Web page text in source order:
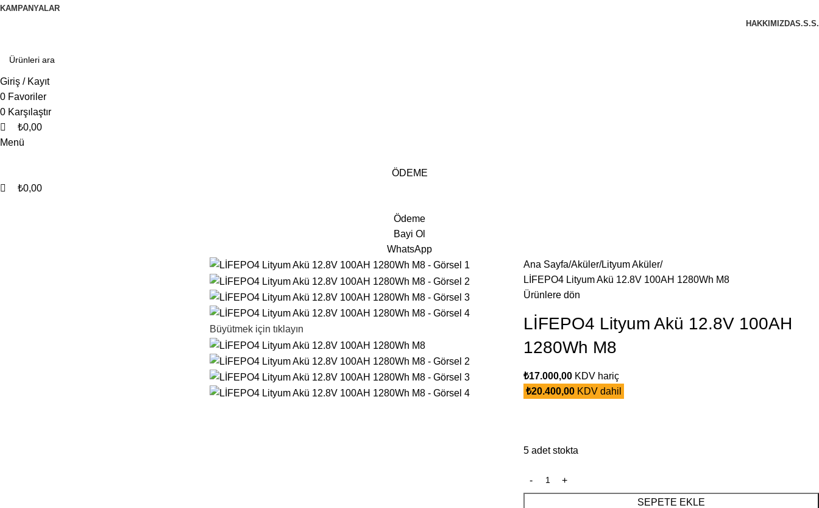
KAMPANYALAR
HAKKIMIZDAS.S.S.
Giriş / Kayıt
0 Favoriler
0 Karşılaştır
₺0,00
Menü
ÖDEME
₺0,00
Ödeme
Bayi Ol
WhatsApp
Büyütmek için tıklayın
Ana Sayfa Aküler Lityum Aküler
LİFEPO4 Lityum Akü 12.8V 100AH 1280Wh M8
Ürünlere dön
LİFEPO4 Lityum Akü 12.8V 100AH
1280Wh M8
₺17.000,00KDV hariç
₺20.400,00KDV dahil
5 adet stokta
SEPETE EKLE